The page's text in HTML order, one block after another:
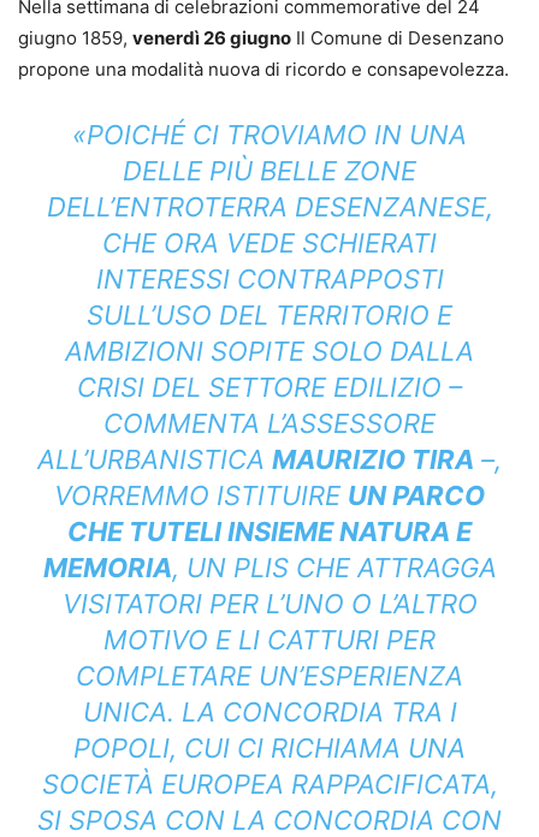
Nella settimana di celebrazioni commemorative del 24
giugno 1859, venerdì 26 giugno Il Comune di Desenzano
propone una modalità nuova di ricordo e consapevolezza.
«POICHÉ CI TROVIAMO IN UNA
DELLE PIÙ BELLE ZONE
DELL’ENTROTERRA DESENZANESE,
CHE ORA VEDE SCHIERATI
INTERESSI CONTRAPPOSTI
SULL’USO DEL TERRITORIO E
AMBIZIONI SOPITE SOLO DALLA
CRISI DEL SETTORE EDILIZIO –
COMMENTA L’ASSESSORE
ALL’URBANISTICA MAURIZIO TIRA –,
VORREMMO ISTITUIRE UN PARCO
CHE TUTELI INSIEME NATURA E
MEMORIA, UN PLIS CHE ATTRAGGA
VISITATORI PER L’UNO O L’ALTRO
MOTIVO E LI CATTURI PER
COMPLETARE UN’ESPERIENZA
UNICA. LA CONCORDIA TRA I
POPOLI, CUI CI RICHIAMA UNA
SOCIETÀ EUROPEA RAPPACIFICATA,
SI SPOSA CON LA CONCORDIA CON